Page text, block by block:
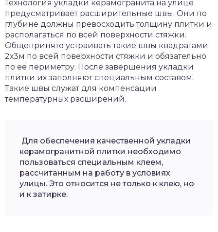
Технология укладки керамогранита на улице
предусматривает расширительные швы. Они по
глубине должны превосходить толщину плитки и
располагаться по всей поверхности стяжки.
Общепринято устраивать такие швы квадратами
2х3м по всей поверхности стяжки и обязательно
по её периметру. После завершения укладки
плитки их заполняют специальным составом.
Такие швы служат для компенсации
температурных расширений.
Для обеспечения качественной укладки
керамогранитной плитки необходимо
пользоваться специальным клеем,
рассчитанным на работу в условиях
улицы. Это относится не только к клею, но
и к затирке.